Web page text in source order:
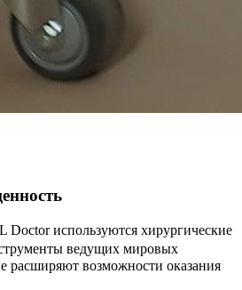
используются хирургические
ведущих мировых
расширяют возможности оказания